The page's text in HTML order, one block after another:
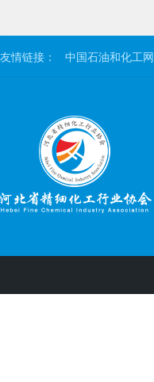
友情链接： 中国石油和化工网